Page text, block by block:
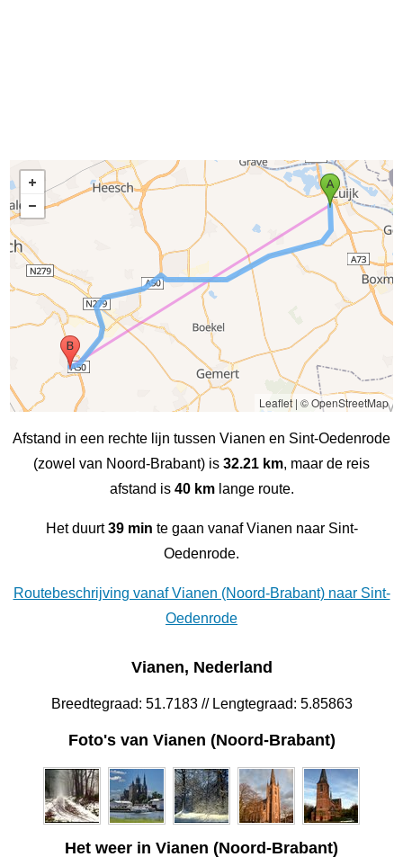
Leaflet| © OpenStreetMap
Afstand in een rechte lijn tussen Vianen en Sint-Oedenrode
(zowel van Noord-Brabant) is 32.21 km, maar de reis
afstand is 40 kmlange route.
Het duurt39 min te gaan vanaf Vianen naar Sint-
Oedenrode.
Routebeschrijving vanaf Vianen (Noord-Brabant) naar Sint-
Oedenrode
Vianen, Nederland
Breedtegraad: 51.7183 // Lengtegraad: 5.85863
Foto's van Vianen (Noord-Brabant)
Het weer in Vianen (Noord-Brabant)